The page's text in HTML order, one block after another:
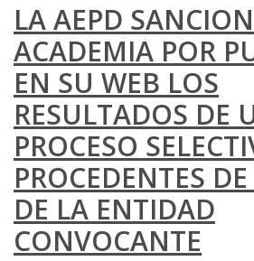
LA AEPD
ACADEMIA POR
EN SU WEB LOS
RESULTADOS DE
PROCESO
PROCEDENTES
DE LA ENTIDAD
CONVOCANTE